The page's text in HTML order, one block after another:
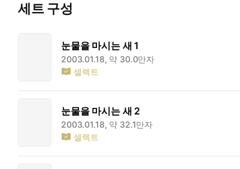
변온 체질인 나가는 인간의 ‘말’이 아닌 정신적 교감인
작품 속에 사용되는 속담이나 격언 등도 종족적 특성을
설이 나오기도 하며, 말 대신 니름이라는 정신적 언어를
서 이와 비슷한 육체를 목격할 수 있다. 영생하고자 하는
전령하는 나약한 모습을 보이기도 한다. ‘유료 도로당’
여행객은 무조건 적으로 규정하는 독특한 단체이다.
세트 구성
눈물을 마시는 새 1
2003.01.18, 약 30.0만자
셀렉트
눈물을 마시는 새 2
2003.01.18, 약 32.1만자
셀렉트